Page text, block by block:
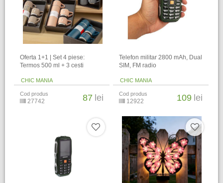
Oferta 1+1 | Set 4 piese:
Termos 500 ml + 3 cesti
CHIC MANIA
Cod produs
27742 87 lei
Telefon militar 2800 mAh, Dual
SIM, FM radio
CHIC MANIA
Cod produs
12922 109 lei